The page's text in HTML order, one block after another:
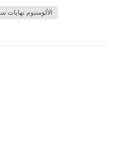
مادة الألومنيوم خفيفة الوزن على
بمعدل إعادة تدوير ممتاز، مما يجعلها
وحماية المنتج. يتطلب لسان التمزيق
التسرب ويحافظ على جودة
المشروبات، يُترجم هذا إلى تقليل
بجمعها بين ابتكار المنتجات
دقيقة لضمان الاتساق والموثوقية،
في كل مرحلة - من الاستفسار
الألومنيوم نهايات